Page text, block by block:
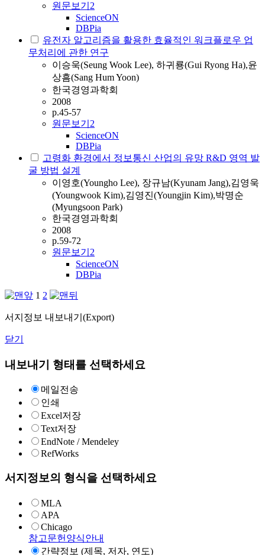
원문보기 2
ScienceON
DBPia
유전자 알고리즘을 활용한 효율적인 워크플로우 업
무처리에 관한 연구
이승욱(Seung Wook Lee), 하귀룡(Gui Ryong Ha),윤
상흠(Sang Hum Yoon)
한국경영과학회
2008
p.45-57
원문보기 2
ScienceON
DBPia
고령화 환경에서 정보통신 산업의 유망 R&D 영역 발
굴 방법 설계
이영호(Youngho Lee), 장규남(Kyunam Jang),김영욱
(Youngwook Kim),김영진(Youngjin Kim),박명순
(Myungsoon Park)
한국경영과학회
2008
p.59-72
원문보기 2
ScienceON
DBPia
1 2
서지정보 내보내기(Export)
닫기
내보내기 형태를 선택하세요
메일전송
인쇄
Excel저장
Text저장
EndNote / Mendeley
RefWorks
서지정보의 형식을 선택하세요
MLA
APA
Chicago
참고문헌양식안내
간략정보 (제목, 저자, 연도)